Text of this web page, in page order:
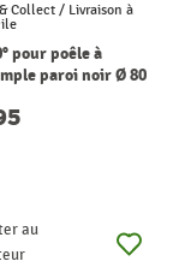
Collect / Livraison à
pour poêle à
paroi noir Ø 80
au